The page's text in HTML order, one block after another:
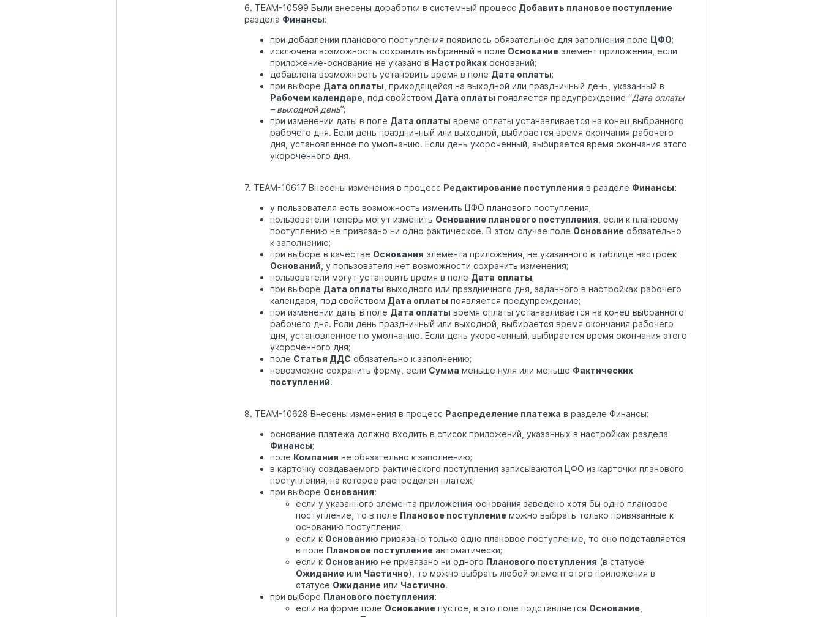
6. TEAM-10599 Были внесены доработки в системный процесс Добавить плановое поступление
раздела Финансы:
при добавлении планового поступления появилось обязательное для заполнения поле ЦФО;
исключена возможность сохранить выбранный в поле Основание элемент приложения, если
приложение-основание не указано в Настройкахоснований;
добавлена возможность установить время в поле Дата оплаты;
при выборе Дата оплаты , приходящейся на выходной или праздничный день, указанный в
Рабочем календаре , под свойством Дата оплаты появляется предупреждение “Дата оплаты
– выходной день”;
при изменении даты в поле Дата оплаты время оплаты устанавливается на конец выбранного
рабочего дня. Если день праздничный или выходной, выбирается время окончания рабочего
дня, установленное по умолчанию. Если день укороченный, выбирается время окончания этого
укороченного дня.
7. TEAM-10617 Внесены изменения в процесс Редактирование поступления в разделе Финансы:
у пользователя есть возможность изменить ЦФО планового поступления;
пользователи теперь могут изменить Основание планового поступления , если к плановому
поступлению не привязано ни одно фактическое. В этом случае поле Основание обязательно
к заполнению;
при выборе в качестве Основания элемента приложения, не указанного в таблице настроек
Оснований , у пользователя нет возможности сохранить изменения;
пользователи могут установить время в поле Дата оплаты;
при выборе Дата оплаты выходного или праздничного дня, заданного в настройках рабочего
календаря, под свойством Дата оплаты появляется предупреждение;
при изменении даты в поле Дата оплаты время оплаты устанавливается на конец выбранного
рабочего дня. Если день праздничный или выходной, выбирается время окончания рабочего
дня, установленное по умолчанию. Если день укороченный, выбирается время окончания этого
укороченного дня;
поле Статья ДДС обязательно к заполнению;
невозможно сохранить форму, если Сумма меньше нуля или меньше Фактических
поступлений.
8. TEAM-10628 Внесены изменения в процесс Распределение платежа в разделе Финансы:
основание платежа должно входить в список приложений, указанных в настройках раздела
Финансы;
поле Компания не обязательно к заполнению;
в карточку создаваемого фактического поступления записываются ЦФО из карточки планового
поступления, на которое распределен платеж;
при выборе Основания:
если у указанного элемента приложения-основания заведено хотя бы одно плановое
поступление, то в поле Плановое поступление можно выбрать только привязанные к
основанию поступления;
если к Основанию привязано только одно плановое поступление, то оно подставляется
в поле Плановое поступление автоматически;
если к Основанию не привязано ни одного Планового поступления (в статусе
Ожидание или Частично), то можно выбрать любой элемент этого приложения в
статусе Ожидание или Частично.
при выборе Планового поступления:
если на форме поле Основание пустое, в это поле подставляется Основание